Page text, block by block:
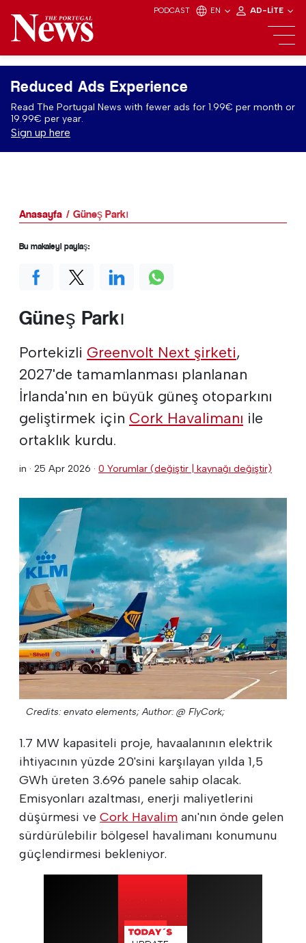
PODCAST EN AD-LITE
Reduced Ads Experience
Read The Portugal News with fewer ads for 1.99€ per month or
19.99€ per year.
Sign up here
Anasayfa Güneş Parkı
Güneş Parkı
Portekizli Greenvolt Next şirketi,
2027'de tamamlanması planlanan
İrlanda'nın en büyük güneş otoparkını
geliştirmek için Cork Havalimanı ile
ortaklık kurdu.
in · 25 Apr 2026 · 0 Yorumlar (değiştir | kaynağı değiştir)
Credits: envato elements; Author: @ FlyCork;
1.7 MW kapasiteli proje, havaalanının elektrik
ihtiyacının yüzde 20'sini karşılayan yılda 1,5
GWh üreten 3.696 panele sahip olacak.
Emisyonları azaltması, enerji maliyetlerini
düşürmesi ve Cork Havalim anı'nın önde gelen
sürdürülebilir bölgesel havalimanı konumunu
güçlendirmesi bekleniyor.
Bu makaleyi paylaş: